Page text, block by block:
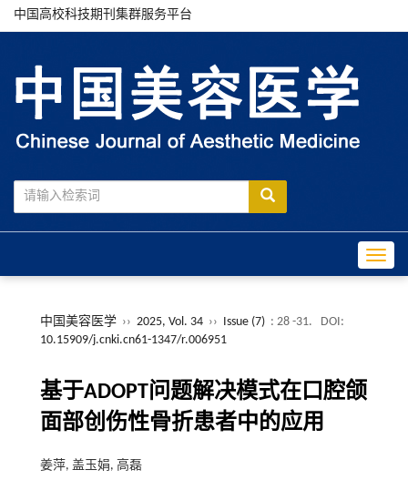
中国高校科技期刊集群服务平台
中国美容医学 ›› 2025, Vol. 34 ›› Issue (7) : 28 -31.
DOI:
10.15909/j.cnki.cn61-1347/r.006951
基于ADOPT问题解决模式在口腔颌
面部创伤性骨折患者中的应用
姜萍, 盖玉娟, 高磊